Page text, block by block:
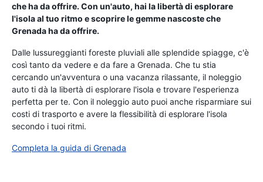
che ha da offrire. Con un'auto, hai la libertà di esplorare
l'isola al tuo ritmo e scoprire le gemme nascoste che
Grenada ha da offrire.
Dalle lussureggianti foreste pluviali alle splendide spiagge, c'è
così tanto da vedere e da fare a Grenada. Che tu stia
cercando un'avventura o una vacanza rilassante, il noleggio
auto ti dà la libertà di esplorare l'isola e trovare l'esperienza
perfetta per te. Con il noleggio auto puoi anche risparmiare sui
costi di trasporto e avere la flessibilità di esplorare l'isola
secondo i tuoi ritmi.
Completa la guida di Grenada